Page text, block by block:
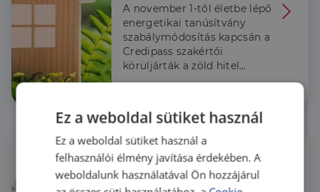
A november 1-től életbe lépő
energetikai tanúsítvány
szabálymódosítás kapcsán a
Credipass szakértői
körüljárták a zöld hitel
témakörét.
CSOK 2023: Tippek, ha
Ez a weboldal sütiket használ
Ez a weboldal sütiket használ a
felhasználói élmény javítása érdekében. A
weboldalunk használatával Ön hozzájárul